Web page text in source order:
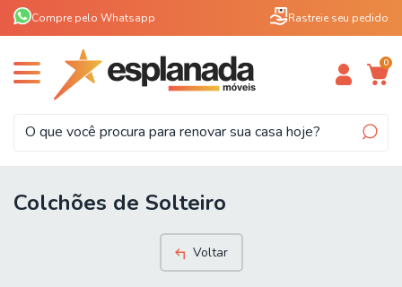
Compre pelo Whatsapp Rastreie seu pedido
0
Colchões de Solteiro
Voltar